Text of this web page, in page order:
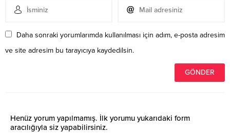
Daha sonraki yorumlarımda kullanılması için adım, e-posta adresim
ve site adresim bu tarayıcıya kaydedilsin.
Henüz yorum yapılmamış. İlk yorumu yukarıdaki form
aracılığıyla siz yapabilirsiniz.